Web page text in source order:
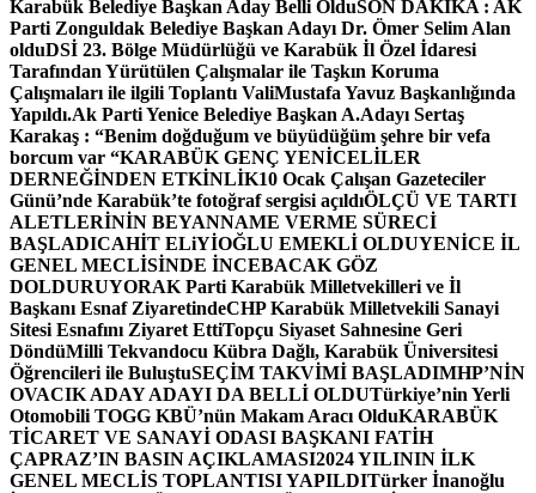
Karabük Belediye Başkan Aday Belli OlduSON DAKİKA : AK
Parti Zonguldak Belediye Başkan Adayı Dr. Ömer Selim Alan
olduDSİ 23. Bölge Müdürlüğü ve Karabük İl Özel İdaresi
Tarafından Yürütülen Çalışmalar ile Taşkın Koruma
Çalışmaları ile ilgili Toplantı ValiMustafa Yavuz Başkanlığında
Yapıldı.Ak Parti Yenice Belediye Başkan A.Adayı Sertaş
Karakaş : “Benim doğduğum ve büyüdüğüm şehre bir vefa
borcum var “KARABÜK GENÇ YENİCELİLER
DERNEĞİNDEN ETKİNLİK10 Ocak Çalışan Gazeteciler
Günü’nde Karabük’te fotoğraf sergisi açıldıÖLÇÜ VE TARTI
ALETLERİNİN BEYANNAME VERME SÜRECİ
BAŞLADICAHİT ELiYİOĞLU EMEKLİ OLDUYENİCE İL
GENEL MECLİSİNDE İNCEBACAK GÖZ
DOLDURUYORAK Parti Karabük Milletvekilleri ve İl
Başkanı Esnaf ZiyaretindeCHP Karabük Milletvekili Sanayi
Sitesi Esnafını Ziyaret EttiTopçu Siyaset Sahnesine Geri
DöndüMilli Tekvandocu Kübra Dağlı, Karabük Üniversitesi
Öğrencileri ile BuluştuSEÇİM TAKVİMİ BAŞLADIMHP’NİN
OVACIK ADAY ADAYI DA BELLİ OLDUTürkiye’nin Yerli
Otomobili TOGG KBÜ’nün Makam Aracı OlduKARABÜK
TİCARET VE SANAYİ ODASI BAŞKANI FATİH
ÇAPRAZ’IN BASIN AÇIKLAMASI2024 YILININ İLK
GENEL MECLİS TOPLANTISI YAPILDITürker İnanoğlu